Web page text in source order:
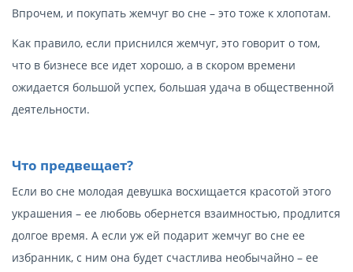
Впрочем, и покупать жемчуг во сне – это тоже к хлопотам.
Как правило, если приснился жемчуг, это говорит о том,
что в бизнесе все идет хорошо, а в скором времени
ожидается большой успех, большая удача в общественной
деятельности.
Что предвещает?
Если во сне молодая девушка восхищается красотой этого
украшения – ее любовь обернется взаимностью, продлится
долгое время. А если уж ей подарит жемчуг во сне ее
избранник, с ним она будет счастлива необычайно – ее